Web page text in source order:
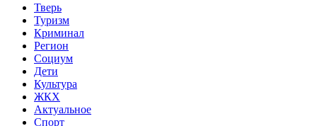
Тверь
Туризм
Криминал
Регион
Социум
Дети
Культура
ЖКХ
Актуальное
Спорт